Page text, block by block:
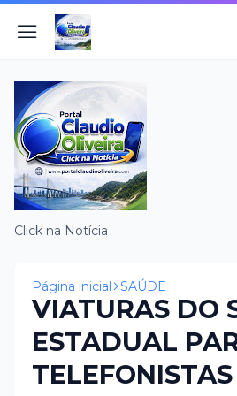
Click na Notícia
Página inicial SAÚDE
VIATURAS DO
ESTADUAL